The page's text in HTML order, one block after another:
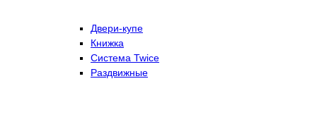
Двери-купе
Книжка
Система Twice
Раздвижные